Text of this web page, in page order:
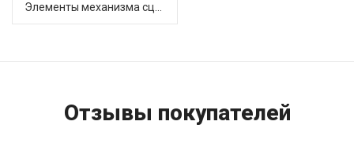
Элементы механизма сцепления (63)
Отзывы покупателей